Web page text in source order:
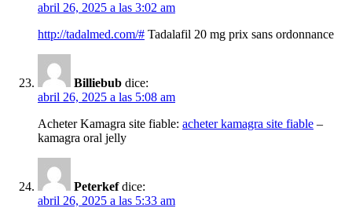
abril 26, 2025 a las 3:02 am
http://tadalmed.com/# Tadalafil 20 mg prix sans ordonnance
Billiebub dice:
abril 26, 2025 a las 5:08 am
Acheter Kamagra site fiable: acheter kamagra site fiable –
kamagra oral jelly
Peterkef dice:
abril 26, 2025 a las 5:33 am